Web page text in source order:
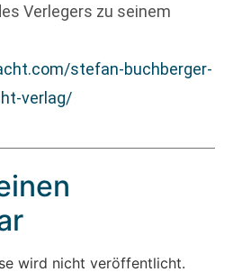
Verlegers zu seinem
stefan-buchberger-
verlag/
wird nicht veröffentlicht.